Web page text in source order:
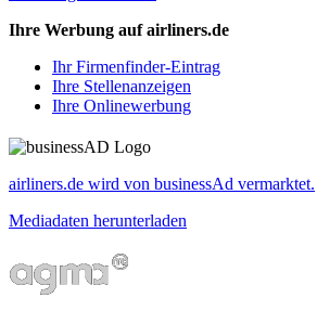
Ihre Werbung auf airliners.de
Ihr Firmenfinder-Eintrag
Ihre Stellenanzeigen
Ihre Onlinewerbung
airliners.de wird von businessAd vermarktet.
Mediadaten herunterladen